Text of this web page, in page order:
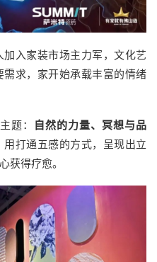
入家装市场主力军，文化艺
求，家开始承载丰富的情绪
题： 自然的力量、冥想与品
用打通五感的方式，呈现出立
获得疗愈。